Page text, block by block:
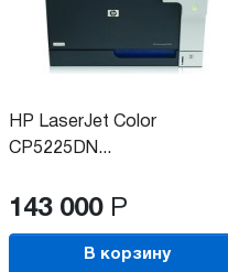
HP LaserJet Color
CP5225DN...
143 000 Р
В корзину